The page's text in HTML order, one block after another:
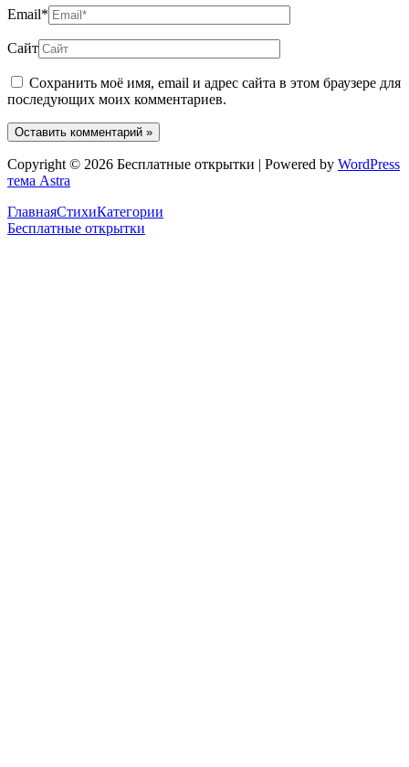
Email*
Сайт
Сохранить моё имя, email и адрес сайта в этом браузере для
последующих моих комментариев.
Copyright © 2026 Бесплатные открытки | Powered by WordPress
тема Astra
ГлавнаяСтихиКатегории
Бесплатные открытки